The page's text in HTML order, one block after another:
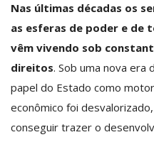
Nas últimas décadas os
as esferas de poder e de
vêm vivendo sob
direitos. Sob uma nova era
papel do Estado como
econômico foi
conseguir trazer o